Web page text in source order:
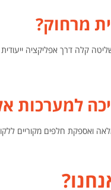
מרחוק?
קלה דרך אפליקציה
למערכות
ואספקת חלפים מקוריים